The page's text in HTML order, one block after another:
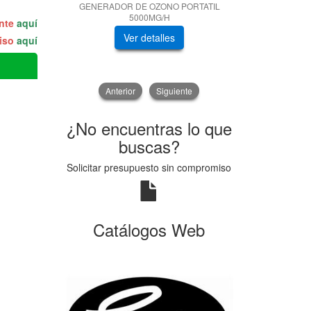
aquí
aquí
GENERADOR DE OZONO PORTATIL
5000MG/H
Ver detalles
Anterior Siguiente
¿No encuentras lo que
buscas?
Solicitar presupuesto sin compromiso
Catálogos Web